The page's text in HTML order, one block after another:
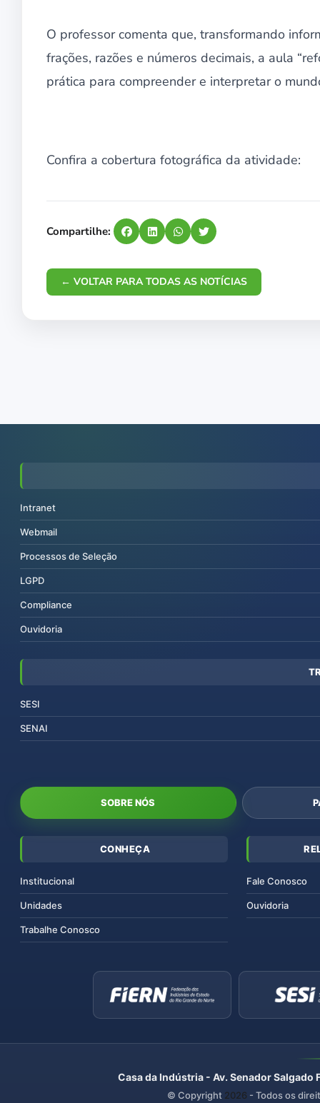
O professor comenta que, transformando
frações, razões e números decimais, a aula
prática para compreender e interpretar o
Confira a cobertura fotográfica da atividade:
Compartilhe:
← VOLTAR PARA TODAS AS NOTÍCIAS
Intranet
Webmail
Processos de Seleção
LGPD
Compliance
Ouvidoria
SESI
SENAI
SOBRE NÓS
CONHEÇA
Institucional
Unidades
Trabalhe Conosco
Fale Conosco
Ouvidoria
Casa da Indústria - Av. Senador
© Copyright 2026 - Todos os